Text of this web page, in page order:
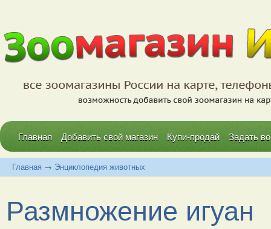
Главная Добавить свой магазин Купи-продай Задать
Главная → Энциклопедия животных
Размножение игуан